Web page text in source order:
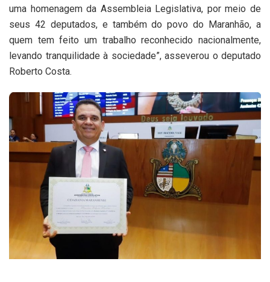
uma homenagem da Assembleia Legislativa, por meio de
seus 42 deputados, e também do povo do Maranhão, a
quem tem feito um trabalho reconhecido nacionalmente,
levando tranquilidade à sociedade”, asseverou o deputado
Roberto Costa.